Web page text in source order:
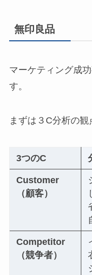
無印良品
マーケティング成
す。
まずは３C分析の観
3つのC
Customer
（顧客）
Competitor
（競争者）